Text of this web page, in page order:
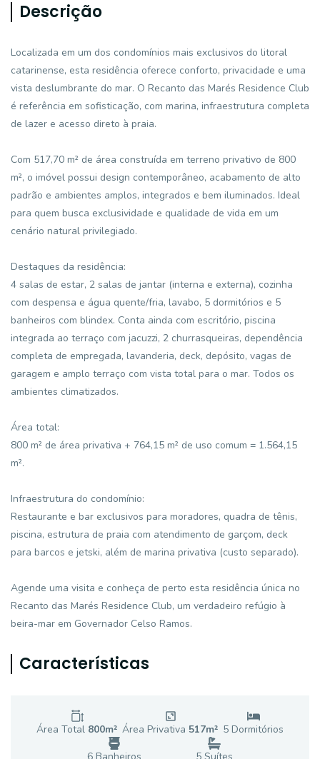
Descrição
Localizada em um dos condomínios mais exclusivos do litoral
catarinense, esta residência oferece conforto, privacidade e uma
vista deslumbrante do mar. O Recanto das Marés Residence Club
é referência em sofisticação, com marina, infraestrutura completa
de lazer e acesso direto à praia.
Com 517,70 m² de área construída em terreno privativo de 800
m², o imóvel possui design contemporâneo, acabamento de alto
padrão e ambientes amplos, integrados e bem iluminados. Ideal
para quem busca exclusividade e qualidade de vida em um
cenário natural privilegiado.
Destaques da residência:
4 salas de estar, 2 salas de jantar (interna e externa), cozinha
com despensa e água quente/fria, lavabo, 5 dormitórios e 5
banheiros com blindex. Conta ainda com escritório, piscina
integrada ao terraço com jacuzzi, 2 churrasqueiras, dependência
completa de empregada, lavanderia, deck, depósito, vagas de
garagem e amplo terraço com vista total para o mar. Todos os
ambientes climatizados.
Área total:
800 m² de área privativa + 764,15 m² de uso comum = 1.564,15
m².
Infraestrutura do condomínio:
Restaurante e bar exclusivos para moradores, quadra de tênis,
piscina, estrutura de praia com atendimento de garçom, deck
para barcos e jetski, além de marina privativa (custo separado).
Agende uma visita e conheça de perto esta residência única no
Recanto das Marés Residence Club, um verdadeiro refúgio à
beira-mar em Governador Celso Ramos.
Características
Área Total 800m² Área Privativa 517m² 5 Dormitórios